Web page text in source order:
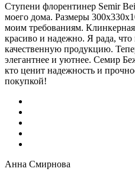
Ступени флорентинер Semir
моего дома. Размеры
моим требованиям.
красиво и надежно. Я рада,
качественную продукцию.
элегантнее и уютнее. Семир
кто ценит надежность и
покупкой!
Анна Смирнова